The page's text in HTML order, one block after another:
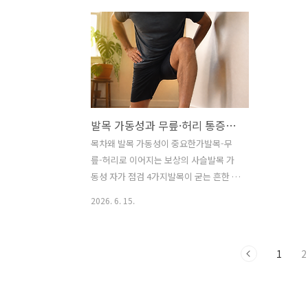
골근 힘줄과 아치 지지 구조가 반복적으
로 스트레스를 받는 상태입니다. 신발 압
박, 평발 경향, 운동량 증가가 겹치면 통증
이 더 쉽게 심해지며, 조기 관리가 중요합
니다.발 안쪽 복사뼈 아래가 유난히 튀어
나와 있고, 운동하거나 오래 걸으면 그 부
위가 욱신거린다면 단순한 신발 쓸림이
아닐 수 있습니다. 많은 사람들이 “뼈가
원래 좀 나온 발인가 보다” 하고 넘기지
만, 실제로는 부주상골이라는 해부학적
변이가 통증의 원인이 되는 경우가 적지
느 날 갑자..
발목 가동성과 무릎·허리 통증의 연결고리: 한 관절이 굳으면 두 관절이 아프다
목차왜 발목 가동성이 중요한가발목-무
릎-허리로 이어지는 보상의 사슬발목 가
동성 자가 점검 4가지발목이 굳는 흔한 원
2026. 6. 15.
1 2